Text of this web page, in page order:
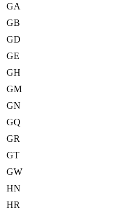
GA
GB
GD
GE
GH
GM
GN
GQ
GR
GT
GW
HN
HR